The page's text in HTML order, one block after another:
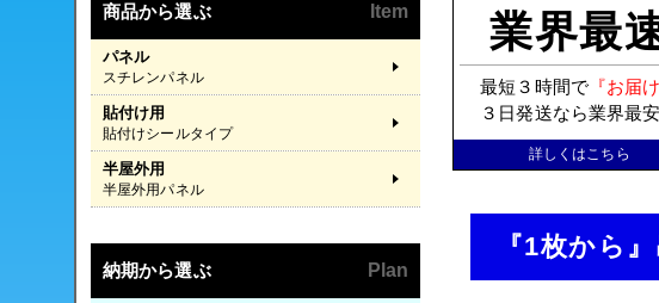
業界最
最短３時間で『お届け
３日発送なら業界最
詳しくはこちら
『1枚から
商品から選ぶ Item
パネル
スチレンパネル
貼付け用
貼付けシールタイプ
半屋外用
半屋外用パネル
納期から選ぶ Plan